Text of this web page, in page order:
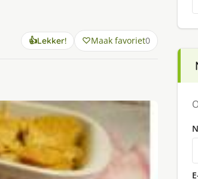
👍Lekker! Maak favoriet0